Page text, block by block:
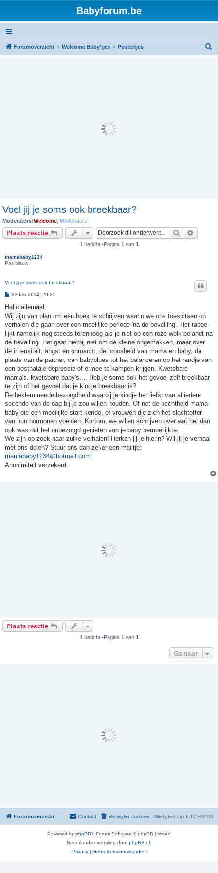
Babyforum.be
Forumoverzicht Welcome Baby'tjes Peutertjes
Voel jij je soms ook breekbaar?
Moderators:Welcome Moderators
Plaats reactie Zoek
1 bericht •Pagina 1 van 1
mamababy1234
Pas blauw
Voel jij je soms ook breekbaar?
B
r
c
h
23 feb 2014, 20:21
Hallo allemaal,
Wij zijn van plan om een boek te schrijven waarin we ons toespitsen op
verhalen die gaan over een moeilijke periode 'na de bevalling'. Het taboe
lijkt namelijk nog steeds torenhoog als je niet op een roze wolk belandt na
de bevalling. Het gaat hierbij niet om de kleine ongemakken, maar over
de intensiteit, angst en onmacht, de broosheid van mama en baby, de
plaats van de partner, van babyblues tot het balanceren op het randje van
een postnatale depressie of ermee te kampen krijgen. Kwetsbare
mama's, kwetsbare baby's.... Heb je soms ook het gevoel zelf breekbaar
te zijn of het gevoel dat je kindje breekbaar is?
De beklemmende bezorgdheid waarbij je kindje het liefst van al iedere
seconde van de dag bij je zou willen houden. Of net de hechtheid mama-
baby die een moeilijke start kende, of vrouwen die zich het slachtoffer
van hun hormonen voelden. Kortom, we willen schrijven over wat het dan
ook was dat het onbezorgd genieten van je baby bemoeilijkte.
We zijn op zoek naar zulke verhalen! Herken jij je hierin? Wil jij je verhaal
met ons delen? Stuur ons dan zeker een mailtje:
mamababy1234@hotmail.com
Anonimiteit verzekerd.
Plaats reactie
1 bericht •Pagina 1 van 1
Ga naar
Forumoverzicht Alle tijden zijn UTC+02:00
Verwijder cookies
Contact
Powered by phpBB® Forum Software © phpBB Limited
Nederlandse vertaling doorphpBB.nl
Privacy | Gebruikersvoorwaarden